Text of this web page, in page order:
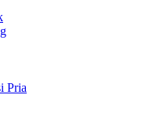
Pria